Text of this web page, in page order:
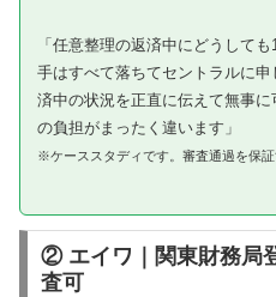
「任意整理の返済中にどうして
手はすべて落ちてセントラルに
済中の状況を正直に伝えて無事
の負担がまったく違います」
※ケーススタディです。審査通過を保
② エイワ｜関東財務局
査可